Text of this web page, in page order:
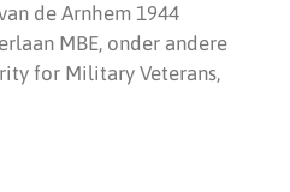
de Arnhem 1944
MBE, onder andere
for Military Veterans,